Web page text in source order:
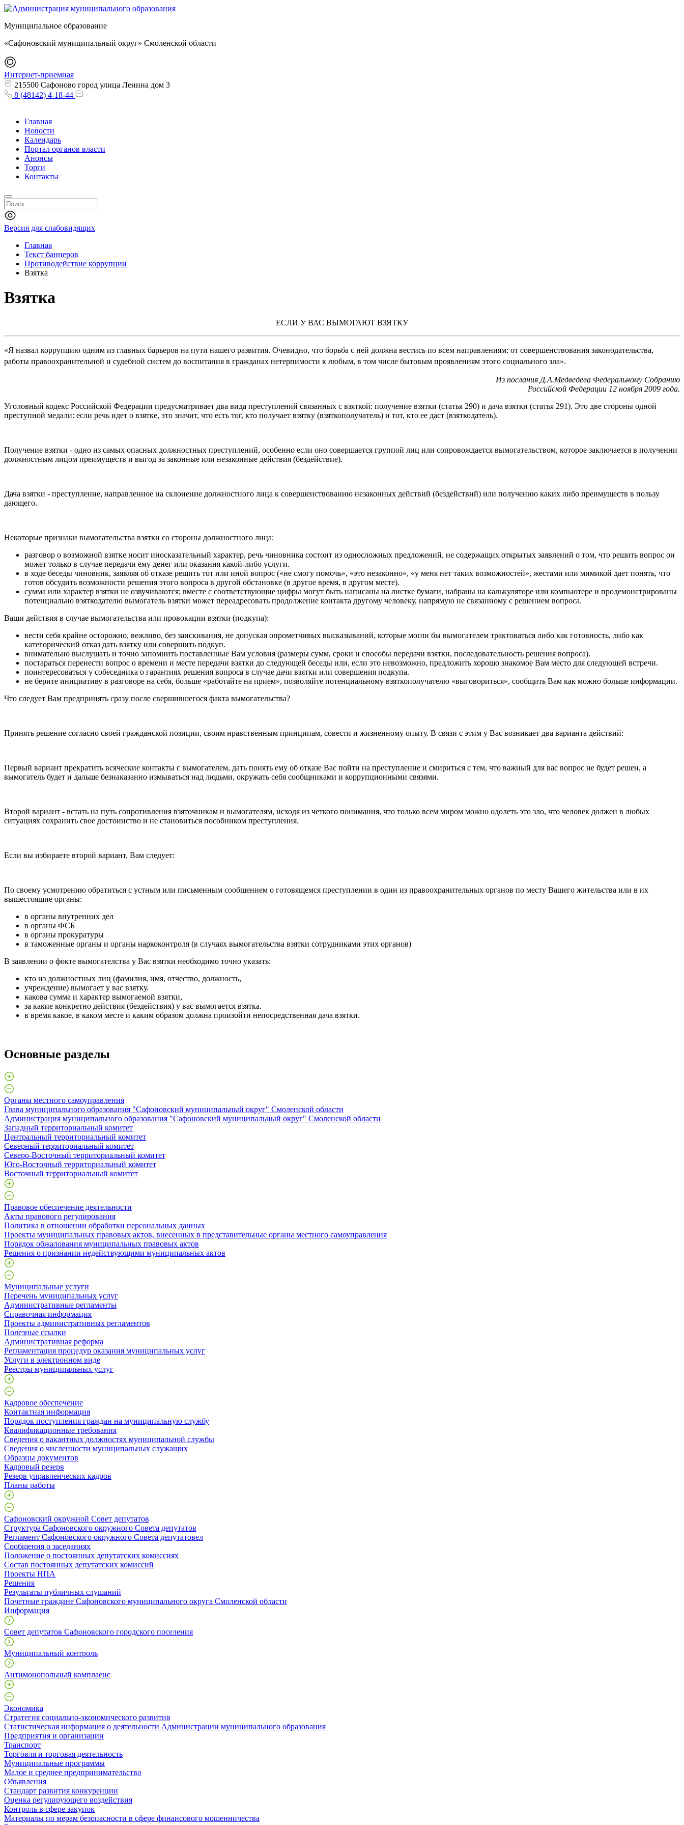
Муниципальное образование
«Сафоновский муниципальный округ» Смоленской области
Интернет-приемная
215500 Сафоново город улица Ленина дом 3
8 (48142) 4-18-44
Главная
Новости
Календарь
Портал органов власти
Анонсы
Торги
Контакты
Версия для слабовидящих
Главная
Текст баннеров
Противодействие коррупции
Взятка
Взятка
ЕСЛИ У ВАС ВЫМОГАЮТ ВЗЯТКУ
«Я назвал коррупцию одним из главных барьеров на пути нашего развития. Очевидно, что борьба с ней должна вестись по всем направлениям: от совершенствования законодательства,
работы правоохранительной и судебной систем до воспитания в гражданах нетерпимости к любым, в том числе бытовым проявлениям этого социального зла».
Из послания Д.А.Медведева Федеральному Собранию
Российской Федерации 12 ноября 2009 года.
Уголовный кодекс Российской Федерации предусматривает два вида преступлений связанных с взяткой: получение взятки (статья 290) и дача взятки (статья 291). Это две стороны одной
преступной медали: если речь идет о взятке, это значит, что есть тог, кто получает взятку (взяткополучатель) и тот, кто ее даст (взяткодатель).
Получение взятки - одно из самых опасных должностных преступлений, особенно если оно совершается группой лиц или сопровождается вымогательством, которое заключается в получении
должностным лицом преимуществ и выгод за законные или незаконные действия (бездействие).
Дача взятки - преступление, направленное на склонение должностного лица к совершенствованию незаконных действий (бездействий) или получению каких либо преимуществ в пользу
дающего.
Некоторые признаки вымогательства взятки со стороны должностного лица:
разговор о возможной взятке носит иносказательный характер, речь чиновника состоит из односложных предложений, не содержащих открытых заявлений о том, что решить вопрос он
может только в случае передачи ему денег или оказания какой-либо услуги.
в ходе беседы чиновник, заявляя об отказе решить тот или иной вопрос («не смогу помочь», «это незаконно», «у меня нет таких возможностей», жестами или мимикой дает понять, что
готов обсудить возможности решения этого вопроса в другой обстановке (в другое время, в другом месте).
сумма или характер взятки не озвучиваются; вместе с соответствующие цифры могут быть написаны на листке бумаги, набраны на калькуляторе или компьютере и продемонстрированы
потенциально взяткодателю вымогатель взятки может переадресовать продолжение контакта другому человеку, напрямую не связанному с решением вопроса.
Ваши действия в случае вымогательства или провокации взятки (подкупа):
вести себя крайне осторожно, вежливо, без заискивания, не допуская опрометчивых высказываний, которые могли бы вымогателем трактоваться либо как готовность, либо как
категорический отказ дать взятку или совершить подкуп.
внимательно выслушать и точно запомнить поставленные Вам условия (размеры сумм, сроки и способы передачи взятки, последовательность решения вопроса).
постараться перенести вопрос о времени и месте передачи взятки до следующей беседы или, если это невозможно, предложить хорошо знакомое Вам место для следующей встречи.
поинтересоваться у собеседника о гарантиях решения вопроса в случае дачи взятки или совершения подкупа.
не берите инициативу в разговоре на себя, больше «работайте на прием», позволяйте потенциальному взяткополучателю «выговориться», сообщить Вам как можно больше информации.
Что следует Вам предпринять сразу после свершившегося факта вымогательства?
Принять решение согласно своей гражданской позиции, своим нравственным принципам, совести и жизненному опыту. В связи с этим у Вас возникает два варианта действий:
Первый вариант прекратить всяческие контакты с вымогателем, дать понять ему об отказе Вас пойти на преступление и смириться с тем, что важный для вас вопрос не будет решен, а
вымогатель будет и дальше безнаказанно измываться над людьми, окружать себя сообщниками и коррупционными связями.
Второй вариант - встать на путь сопротивления взяточникам и вымогателям, исходя из четкого понимания, что только всем миром можно одолеть это зло, что человек должен в любых
ситуациях сохранить свое достоинство и не становиться пособником преступления.
Если вы избираете второй вариант, Вам следует:
По своему усмотрению обратиться с устным или письменным сообщением о готовящемся преступлении в один из правоохранительных органов по месту Вашего жительства или в их
вышестоящие органы:
в органы внутренних дел
в органы ФСБ
в органы прокуратуры
в таможенные органы и органы наркоконтроля (в случаях вымогательства взятки сотрудниками этих органов)
В заявлении о фокте вымогателства у Вас взятки необходимо точно указать:
кто из должностных лиц (фамилия, имя, отчество, должность,
учреждение) вымогает у вас взятку.
какова сумма и характер вымогаемой взятки,
за какие конкретно действия (бездействия) у вас вымогается взятка.
в время какое, в каком месте и каким образом должна произойти непосредственная дача взятки.
Основные разделы
Органы местного самоуправления
Глава муниципального образования "Сафоновский муниципальный округ" Смоленской области
Администрация муниципального образования "Сафоновский муниципальный округ" Смоленской области
Западный территориальный комитет
Центральный территориальный комитет
Северный территориальный комитет
Северо-Восточный территориальный комитет
Юго-Восточный территориальный комитет
Восточный территориальный комитет
Правовое обеспечение деятельности
Акты правового регулирования
Политика в отношении обработки персональных данных
Проекты муниципальных правовых актов, внесенных в представительные органы местного самоуправления
Порядок обжалования муниципальных правовых актов
Решения о признании недействующими муниципальных актов
Муниципальные услуги
Перечень муниципальных услуг
Административные регламенты
Справочная информация
Проекты административных регламентов
Полезные ссылки
Административная реформа
Регламентация процедур оказания муниципальных услуг
Услуги в электронном виде
Реестры муниципальных услуг
Кадровое обеспечение
Контактная информация
Порядок поступления граждан на муниципальную службу
Квалификационные требования
Сведения о вакантных должностях муниципальной службы
Сведения о численности муниципальных служащих
Образцы документов
Кадровый резерв
Резерв управленческих кадров
Планы работы
Сафоновский окружной Совет депутатов
Структура Сафоновского окружного Совета депутатов
Регламент Сафоновского окружного Совета депутатовел
Сообщения о заседаниях
Положение о постоянных депутатских комиссиях
Состав постоянных депутатских комиссий
Проекты НПА
Решения
Результаты публичных слушаний
Почетные граждане Сафоновского муниципального округа Смоленской области
Информация
Совет депутатов Сафоновского городского поселения
Муниципальный контроль
Антимонопольный комплаенс
Экономика
Стратегия социально-экономического развития
Статистическая информация о деятельности Администрации муниципального образования
Предприятия и организации
Транспорт
Торговля и торговая деятельность
Муниципальные программы
Малое и среднее предпринимательство
Объявления
Стандарт развития конкуренции
Оценка регулирующего воздействия
Контроль в сфере закупок
Материалы по мерам безопасности в сфере финансового мошенничества